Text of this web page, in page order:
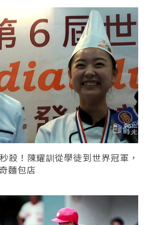
殺！陳耀訓從學徒到世界冠軍，
麵包店